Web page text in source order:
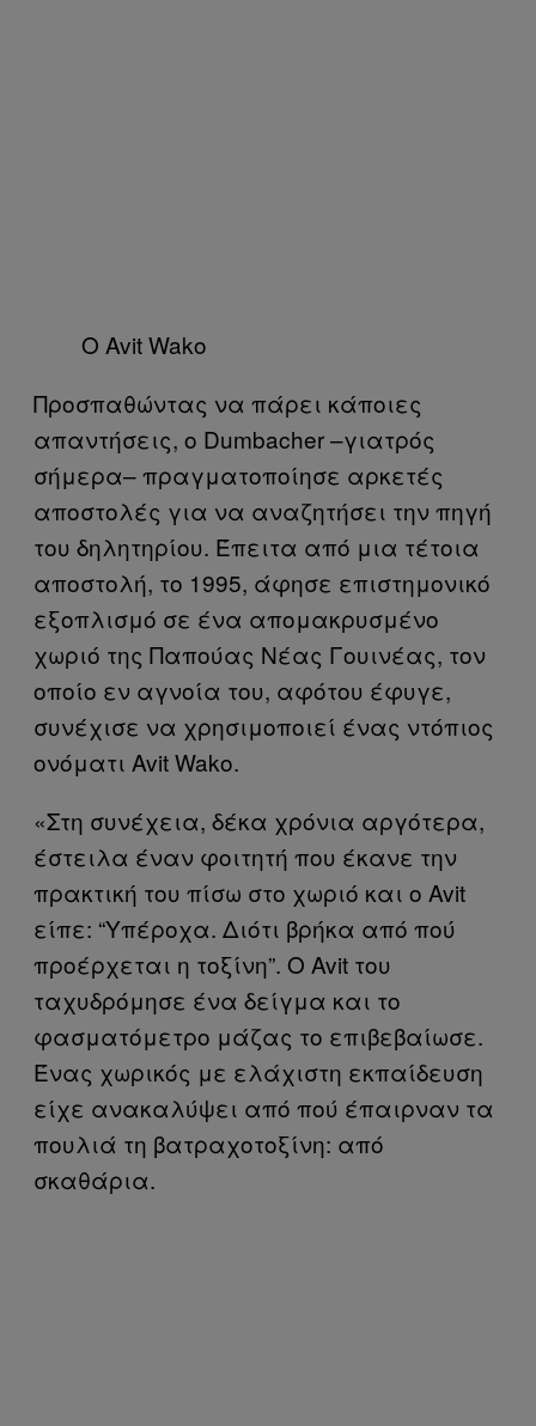
Ο Avit Wako
Προσπαθώντας να πάρει κάποιες
απαντήσεις, ο Dumbacher –γιατρός
σήμερα– πραγματοποίησε αρκετές
αποστολές για να αναζητήσει την πηγή
του δηλητηρίου. Έπειτα από μια τέτοια
αποστολή, το 1995, άφησε επιστημονικό
εξοπλισμό σε ένα απομακρυσμένο
χωριό της Παπούας Νέας Γουινέας, τον
οποίο εν αγνοία του, αφότου έφυγε,
συνέχισε να χρησιμοποιεί ένας ντόπιος
ονόματι Avit Wako.
«Στη συνέχεια, δέκα χρόνια αργότερα,
έστειλα έναν φοιτητή που έκανε την
πρακτική του πίσω στο χωριό και ο Avit
είπε: “Υπέροχα. Διότι βρήκα από πού
προέρχεται η τοξίνη”. Ο Avit του
ταχυδρόμησε ένα δείγμα και το
φασματόμετρο μάζας το επιβεβαίωσε.
Ένας χωρικός με ελάχιστη εκπαίδευση
είχε ανακαλύψει από πού έπαιρναν τα
πουλιά τη βατραχοτοξίνη: από
σκαθάρια.